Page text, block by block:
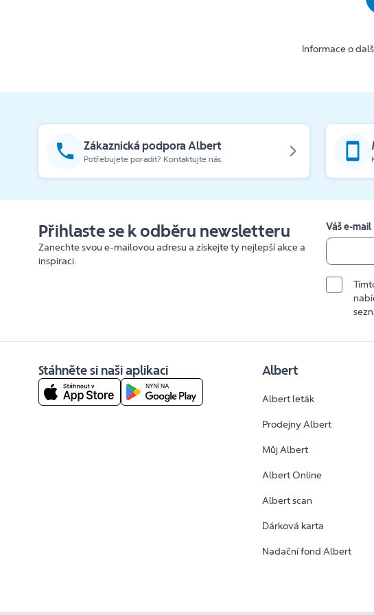
Informace o
Zákaznická podpora Albert
Potřebujete poradit? Kontaktujte nás.
Přihlaste se k odběru newsletteru
Zanechte svou e-mailovou adresu a získejte ty nejlepší akce a
inspiraci.
Váš e-mail
Stáhněte si naši aplikaci Albert
Albert leták
Prodejny Albert
Můj Albert
Albert Online
Albert scan
Dárková karta
Nadační fond Albert